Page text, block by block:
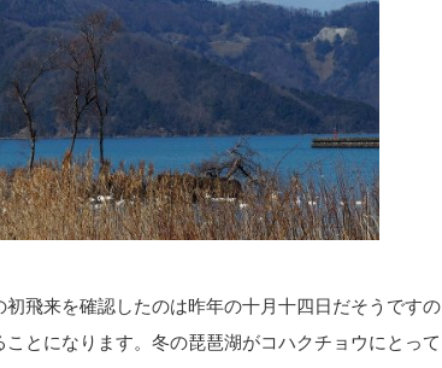
飛来を確認したのは昨年の十月十四日だそうですの
とになります。冬の琵琶湖がコハクチョウにとって